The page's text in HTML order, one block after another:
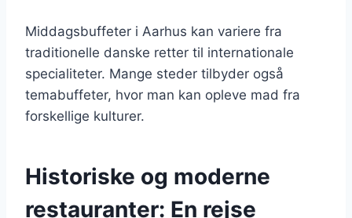
Middagsbuffeter i Aarhus kan variere fra
traditionelle danske retter til internationale
specialiteter. Mange steder tilbyder også
temabuffeter, hvor man kan opleve mad fra
forskellige kulturer.
Historiske og moderne
restauranter: En rejse